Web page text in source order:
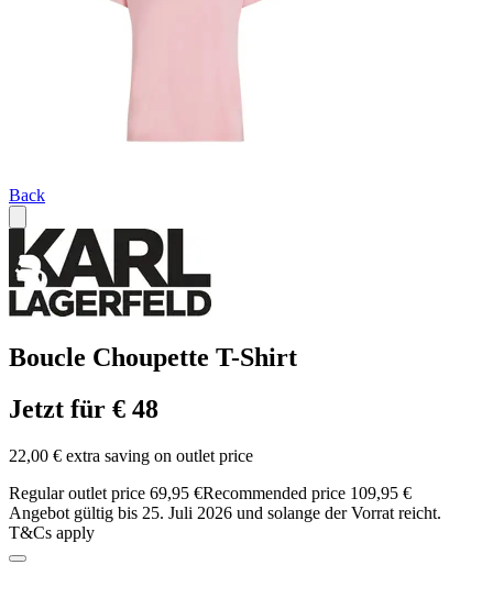
Back
Boucle Choupette T-Shirt
Jetzt für € 48
22,00 € extra saving on outlet price
Regular outlet price 69,95 €Recommended price 109,95 €
Angebot gültig bis 25. Juli 2026 und solange der Vorrat reicht.
T&Cs apply